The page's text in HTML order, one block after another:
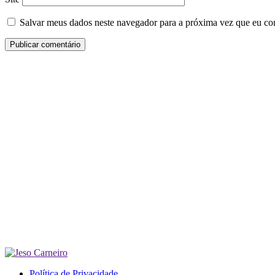
Salvar meus dados neste navegador para a próxima vez que eu